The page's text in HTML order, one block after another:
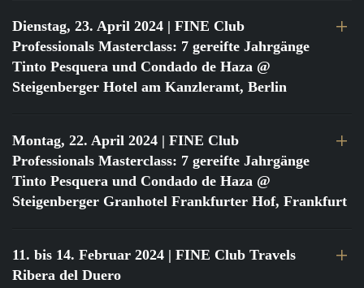
Dienstag, 23. April 2024 | FINE Club
Professionals Masterclass: 7 gereifte Jahrgänge
Tinto Pesquera und Condado de Haza @
Steigenberger Hotel am Kanzleramt, Berlin
Montag, 22. April 2024 | FINE Club
Professionals Masterclass: 7 gereifte Jahrgänge
Tinto Pesquera und Condado de Haza @
Steigenberger Granhotel Frankfurter Hof, Frankfurt
11. bis 14. Februar 2024 | FINE Club Travels
Ribera del Duero